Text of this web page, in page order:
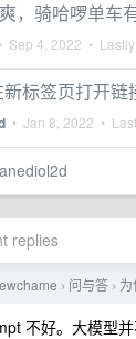
，骑哈啰单车
• Sep 4, 2022 •
标签页打开链
• Jan 8, 2022 •
replies
› 问与答 ›
不好。大模型